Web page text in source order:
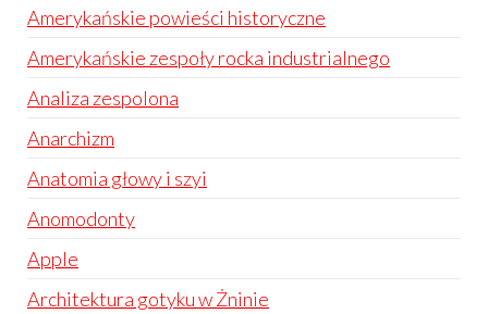
Amerykańskie powieści historyczne
Amerykańskie zespoły rocka industrialnego
Analiza zespolona
Anarchizm
Anatomia głowy i szyi
Anomodonty
Apple
Architektura gotyku w Żninie